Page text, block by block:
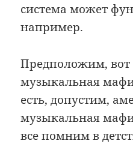
система может
например.
Предположим, вот
музыкальная
есть, допустим,
музыкальная
все помним в